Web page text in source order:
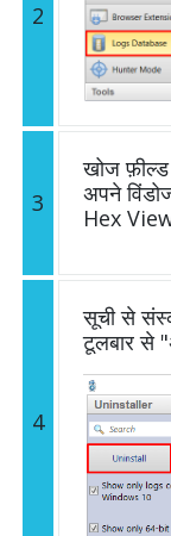
2
3
खोज
अपने
Hex
4
सूची से
टूलबार से